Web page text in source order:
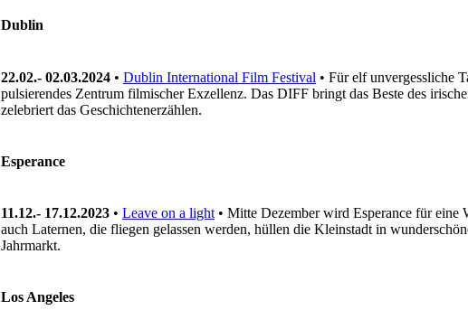
Dublin
22.02.- 02.03.2024 • Dublin International Film Festival • Für elf unvergessliche
pulsierendes Zentrum filmischer Exzellenz. Das DIFF bringt das Beste des
zelebriert das Geschichtenerzählen.
Esperance
11.12.- 17.12.2023 • Leave on a light • Mitte Dezember wird Esperance für eine
auch Laternen, die fliegen gelassen werden, hüllen die Kleinstadt in
Jahrmarkt.
Los Angeles